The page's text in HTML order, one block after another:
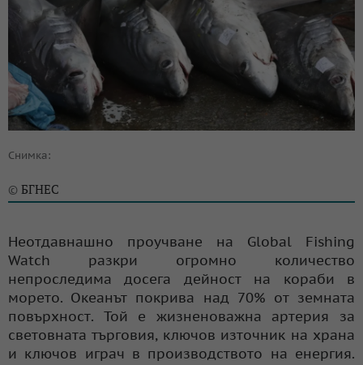
Снимка:
© БГНЕС
Неотдавнашно проучване на Global Fishing
Watch разкри огромно количество
непроследима досега дейност на кораби в
морето. Океанът покрива над 70% от земната
повърхност. Той е жизненоважна артерия за
световната търговия, ключов източник на храна
и ключов играч в производството на енергия.